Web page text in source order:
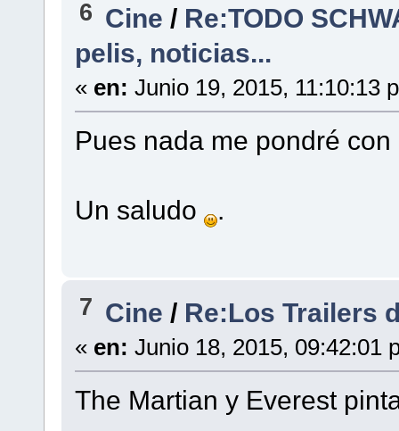
6 Cine / Re:TODO
pelis, noticias...
« en: Junio 19, 2015, 11:10:13
Pues nada me pondré
Un saludo .
7 Cine/ Re:Los Trailers
« en: Junio 18, 2015, 09:42:01
The Martian y Everest